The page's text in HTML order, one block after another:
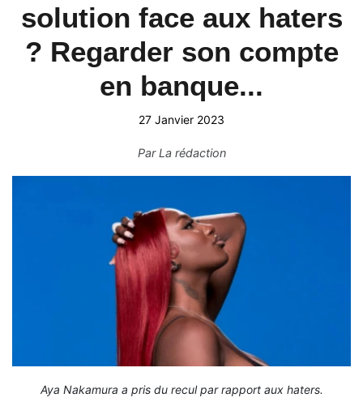
solution face aux haters
? Regarder son compte
en banque...
27 Janvier 2023
ParLa rédaction
Aya Nakamura a pris du recul par rapport aux haters.